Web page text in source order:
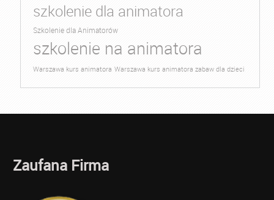
szkolenie dla animatora
Szkolenie dla Animatorów
szkolenie na animatora
Warszawa kurs animatora Warszawa kurs animatora zabaw dla dzieci
Zaufana Firma